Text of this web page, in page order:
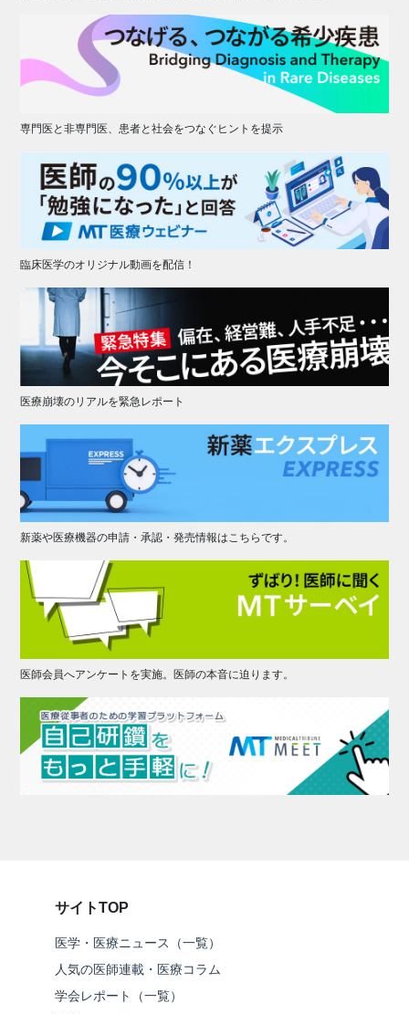
専門医と非専門医、患者と社会をつなぐヒントを提示
臨床医学のオリジナル動画を配信！
医療崩壊のリアルを緊急レポート
新薬や医療機器の申請・承認・発売情報はこちらです。
医師会員へアンケートを実施。医師の本音に迫ります。
サイトTOP
医学・医療ニュース（一覧）
人気の医師連載・医療コラム
学会レポート（一覧）